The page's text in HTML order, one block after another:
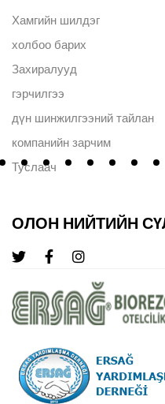
Хамгийн шилдэг
холбоо барих
Захиралууд
гэрчилгээ
дүн шинжилгээний тайлан
компанийн зарчим
Туслаач
ОЛОН НИЙТИЙН